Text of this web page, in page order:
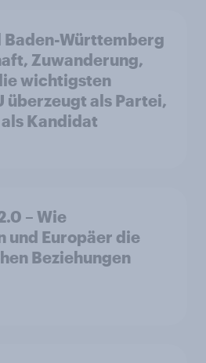
Baden-Württemberg
Zuwanderung,
wichtigsten
überzeugt als Partei,
Kandidat
– Wie
und Europäer die
Beziehungen